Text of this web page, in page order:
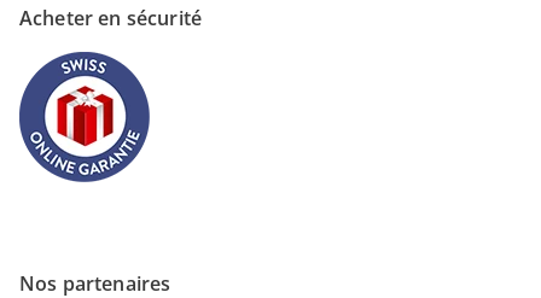
Acheter en sécurité
Nos partenaires